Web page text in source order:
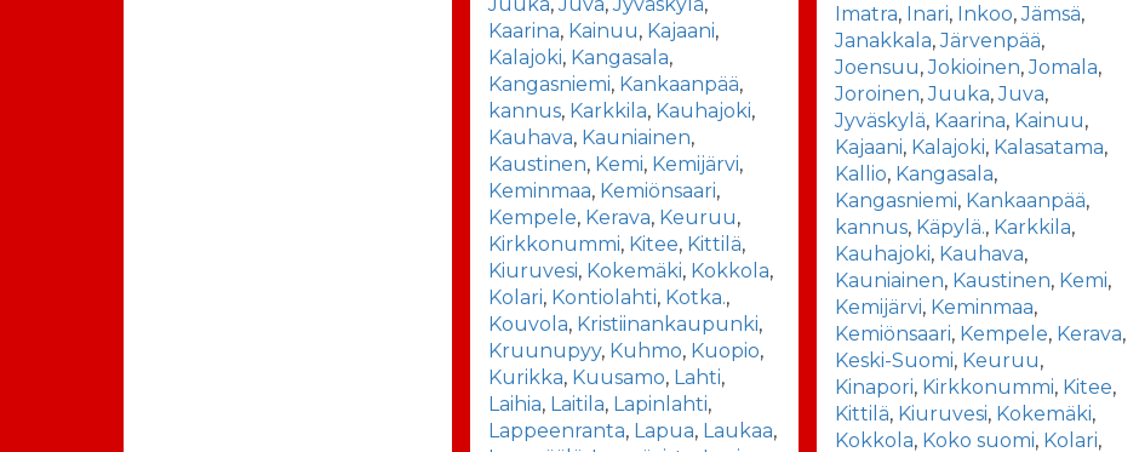
Kaarina, Kainuu, Kajaani,
Kalajoki, Kangasala,
Kangasniemi, Kankaanpää,
kannus, Karkkila, Kauhajoki,
Kauhava, Kauniainen,
Kaustinen, Kemi, Kemijärvi,
Keminmaa, Kemiönsaari,
Kempele, Kerava, Keuruu,
Kirkkonummi, Kitee, Kittilä,
Kiuruvesi, Kokemäki, Kokkola,
Kolari, Kontiolahti, Kotka.,
Kouvola, Kristiinankaupunki,
Kruunupyy, Kuhmo, Kuopio,
Kurikka, Kuusamo, Lahti,
Laihia, Laitila, Lapinlahti,
Lappeenranta, Lapua, Laukaa,
Imatra, Inari, Inkoo,Jämsä,
Janakkala,Järvenpää,
Joensuu,Jokioinen,Jomala,
Joroinen,Juuka,Juva,
Jyväskylä, Kaarina, Kainuu,
Kajaani, Kalajoki, Kalasatama,
Kallio, Kangasala,
Kangasniemi, Kankaanpää,
kannus, Käpylä., Karkkila,
Kauhajoki, Kauhava,
Kauniainen, Kaustinen, Kemi,
Kemijärvi, Keminmaa,
Kemiönsaari, Kempele, Kerava,
Keski-Suomi, Keuruu,
Kinapori, Kirkkonummi, Kitee,
Kittilä, Kiuruvesi, Kokemäki,
Kokkola, Koko suomi, Kolari,